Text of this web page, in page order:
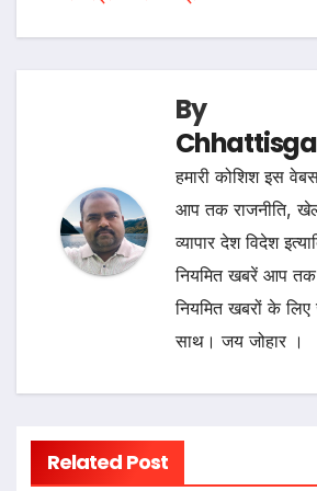
By
हमारी कोशिश इस
आप तक राजनीति,
व्यापार देश विदेश
नियमित खबरें आप
नियमित खबरों के लिए
साथ। जय जोहार ।
Related Post